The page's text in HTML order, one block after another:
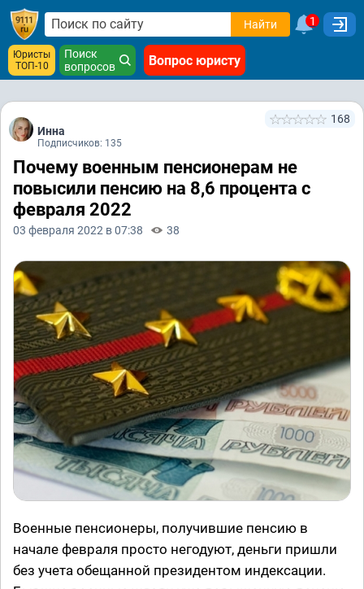
Найти 1
Юристы
ТОП-10
Поиск
вопросов
Вопрос юристу
Инна
Подписчиков: 135
168
Почему военным пенсионерам не
повысили пенсию на 8,6 процента с
февраля 2022
03 февраля 2022 в 07:38 38
Военные пенсионеры, получившие пенсию в
начале февраля просто негодуют, деньги пришли
без учета обещанной президентом индексации.